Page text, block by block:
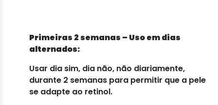
Primeiras 2 semanas – Uso em dias
alternados:
Usar dia sim, dia não, não diariamente,
durante 2 semanas para permitir que a pele
se adapte ao retinol.